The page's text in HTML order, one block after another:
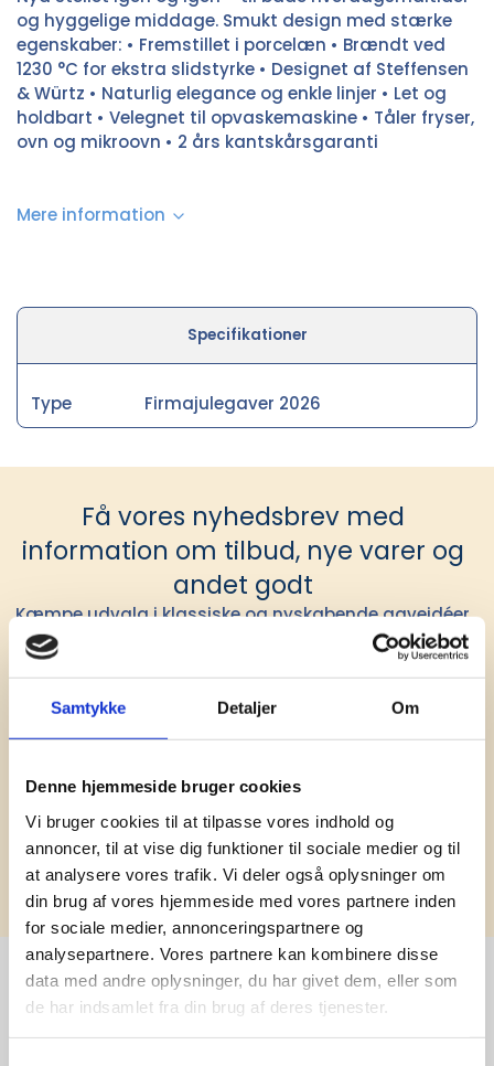
Samtykke Detaljer Om
Denne hjemmeside bruger cookies
Vi bruger cookies til at tilpasse vores indhold og
annoncer, til at vise dig funktioner til sociale medier og til
at analysere vores trafik. Vi deler også oplysninger om
din brug af vores hjemmeside med vores partnere inden
for sociale medier, annonceringspartnere og
analysepartnere. Vores partnere kan kombinere disse
data med andre oplysninger, du har givet dem, eller som
de har indsamlet fra din brug af deres tjenester.
og hyggelige middage. Smukt design med stærke
egenskaber: • Fremstillet i porcelæn • Brændt ved
1230 °C for ekstra slidstyrke • Designet af Steffensen
& Würtz • Naturlig elegance og enkle linjer • Let og
holdbart • Velegnet til opvaskemaskine • Tåler fryser,
ovn og mikroovn • 2 års kantskårsgaranti
Mere information
Specifikationer
Type Firmajulegaver 2026
Få vores nyhedsbrev med
information om tilbud, nye varer og
andet godt
Kæmpe udvalg i klassiske og nyskabende gaveidéer
til din virksomhed. Vi kan det der med firmagaver, og
Stærke